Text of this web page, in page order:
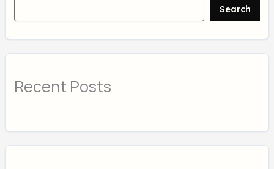
Search
Recent Posts